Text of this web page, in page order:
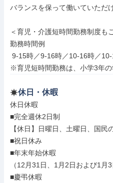
バランスを保って働いていただ
＜育児・介護短時間勤務制度も
勤務時間例
※育児短時間勤務は、小学3年
休日・休暇
休日休暇
■完全週休2日制
【休日】日曜日、土曜日、国
■祝日休み
■年末年始休暇
（12月31日、1月2日および1月3
■慶弔休暇